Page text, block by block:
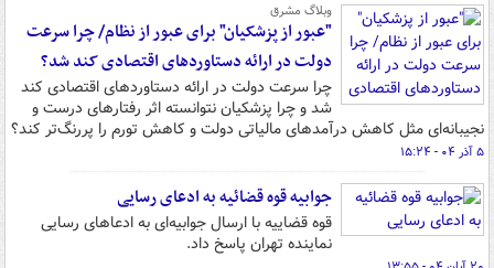
وبلاگ مشرق
"عبور از پزشکیان" برای عبور از نظام/ چرا سرعت
دولت در ارائه دستاوردهای اقتصادی کند شد؟
چرا سرعت دولت در ارائه دستاوردهای اقتصادی کند
شد و چرا پزشکیان نتوانسته اثر رفتارهای درست و
نجیبانه‌ای مثل کاهش درآمدهای مالیاتی دولت و کاهش تورم را پررنگ‌تر کند؟
۵ آذر ۰۴ - ۱۵:۲۴
جوابیه قوه قضائیه به ادعای رسایی
قوه قضاییه با ارسال جوابیه‌ای به ادعاهای رسایی
نماینده تهران پاسخ داد.